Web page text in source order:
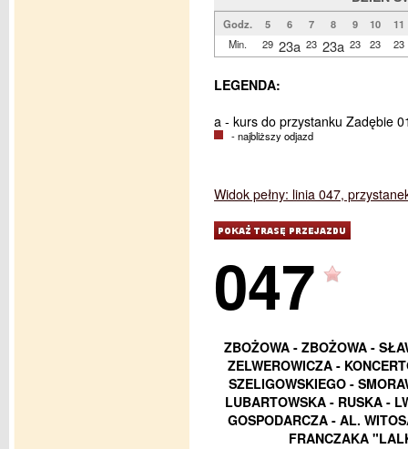
Godz. 5 6 7 8 9 10
11
Min.
29 23a 23 23a 23 23 23
LEGENDA:
a - kurs do przystanku Zadębie
- najbliższy odjazd
Widok pełny: linia 047,
047
ZBOŻOWA - ZBOŻOWA -
ZELWEROWICZA -
SZELIGOWSKIEGO -
LUBARTOWSKA - RUSKA -
GOSPODARCZA - AL.
FRANCZAKA